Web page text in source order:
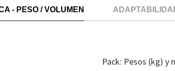
- PESO / VOLUMEN
Pack: Pesos (kg) y